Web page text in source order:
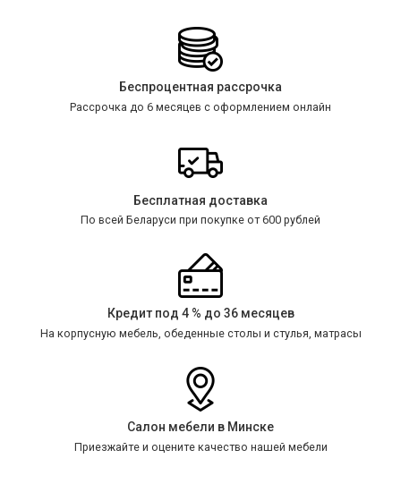
Беспроцентная рассрочка
Рассрочка до 6 месяцев с оформлением онлайн
Бесплатная доставка
По всей Беларуси при покупке от 600 рублей
Кредит под 4 % до 36 месяцев
На корпусную мебель, обеденные столы и стулья, матрасы
Салон мебели в Минске
Приезжайте и оцените качество нашей мебели